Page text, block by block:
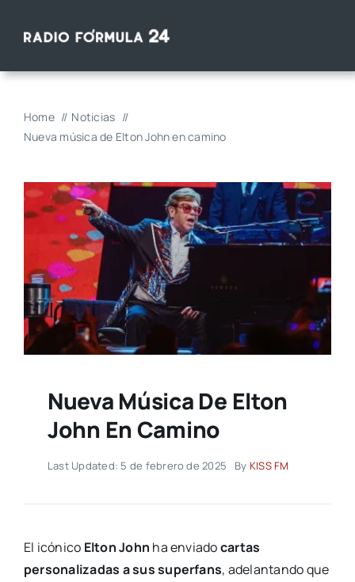
Home
Noticias
Nueva música de Elton John en camino
Nueva Música De Elton
John En Camino
Last Updated: 5 de febrero de 2025 By KISS FM
El icónico Elton John ha enviadocartas
personalizadas a sus superfans, adelantando que